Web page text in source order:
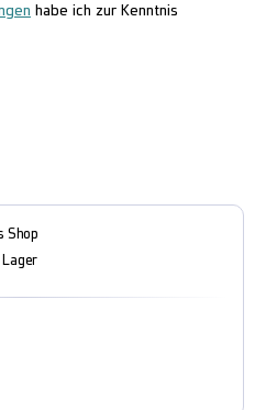
habe ich zur Kenntnis
Shop